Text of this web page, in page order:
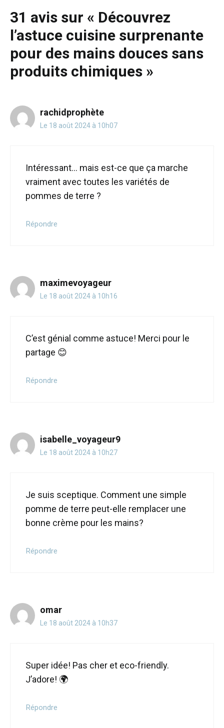
facile
29 août 2024
31 avis sur « Découvrez
l’astuce cuisine surprenante
pour des mains douces sans
produits chimiques »
rachidprophète
Le 18 août 2024 à 10h07
Intéressant… mais est-ce que ça marche
vraiment avec toutes les variétés de
pommes de terre ?
Répondre
maximevoyageur
Le 18 août 2024 à 10h16
C’est génial comme astuce! Merci pour le
partage 😊
Répondre
isabelle_voyageur9
Le 18 août 2024 à 10h27
Je suis sceptique. Comment une simple
pomme de terre peut-elle remplacer une
bonne crème pour les mains?
Répondre
omar
Le 18 août 2024 à 10h37
Super idée! Pas cher et eco-friendly.
J’adore! 🌍
Répondre